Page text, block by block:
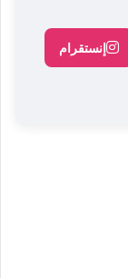
إنستقرام